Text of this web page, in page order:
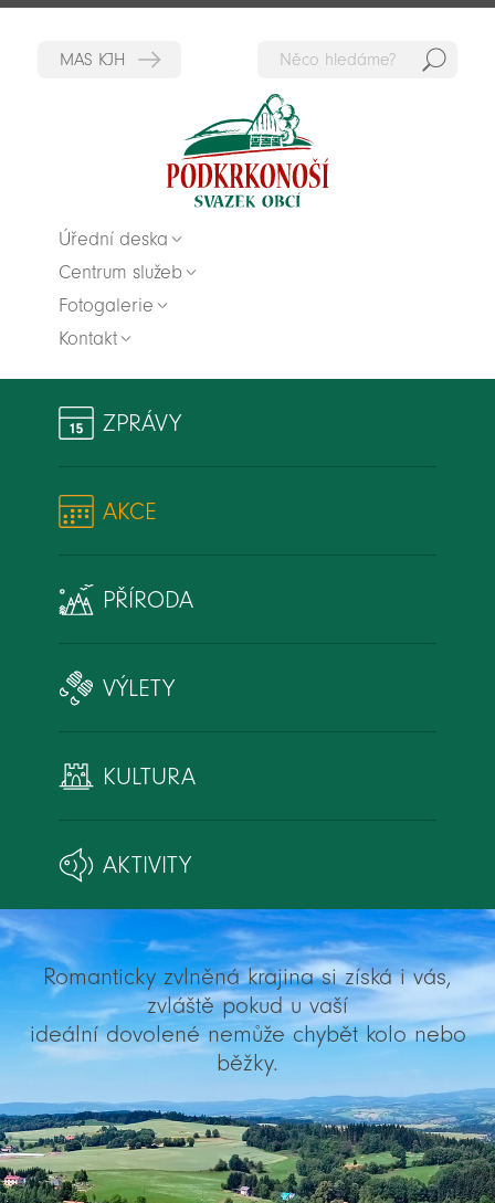
Úřední deska
Centrum služeb
Fotogalerie
Kontakt
ZPRÁVY
AKCE
PŘÍRODA
VÝLETY
KULTURA
AKTIVITY
Romanticky zvlněná krajina si získá i vás,
zvláště pokud u vaší
ideální dovolené nemůže chybět kolo nebo
běžky.